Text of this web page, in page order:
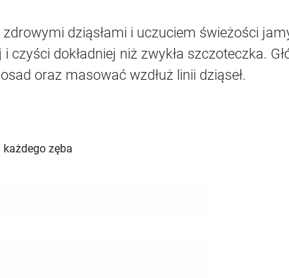
dziąsłami i uczuciem świeżości
dokładniej niż zwykła szczoteczka.
oraz masować wzdłuż linii dziąseł.
zęba